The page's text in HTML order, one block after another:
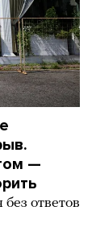
—
ответов